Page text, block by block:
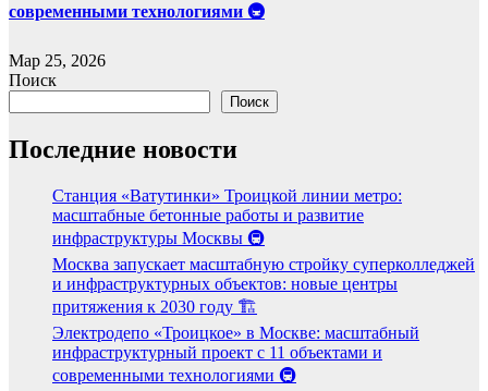
современными технологиями 🚇
Мар 25, 2026
Поиск
Поиск
Последние новости
Станция «Ватутинки» Троицкой линии метро:
масштабные бетонные работы и развитие
инфраструктуры Москвы 🚇
Москва запускает масштабную стройку суперколледжей
и инфраструктурных объектов: новые центры
притяжения к 2030 году 🏗️
Электродепо «Троицкое» в Москве: масштабный
инфраструктурный проект с 11 объектами и
современными технологиями 🚇